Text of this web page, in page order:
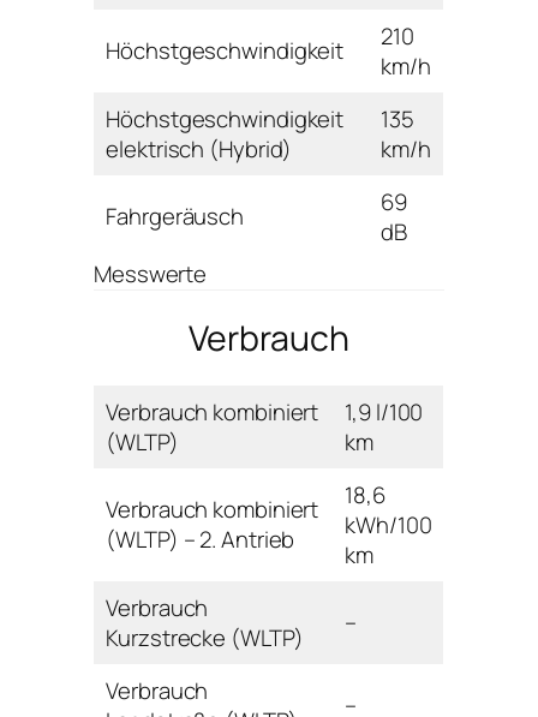
Höchstgeschwindigkeit
210
km/h
Höchstgeschwindigkeit
elektrisch (Hybrid)
135
km/h
Fahrgeräusch
69
dB
Messwerte
Verbrauch
Verbrauch kombiniert
(WLTP)
1,9 l/100
km
Verbrauch kombiniert
(WLTP) – 2. Antrieb
18,6
kWh/100
km
Verbrauch
Kurzstrecke (WLTP)
–
Verbrauch
–